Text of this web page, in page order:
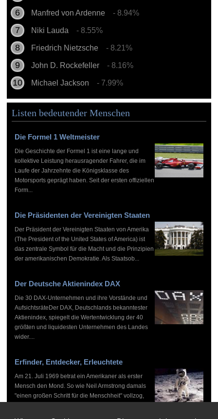
Manfred von Ardenne - 8.94%
Niki Lauda - 8.55%
Friedrich Nietzsche - 8.21%
John D. Rockefeller - 8.16%
Michael Jackson - 7.99%
Listen bedeutender Menschen
Die Formel 1 Weltmeister
Die Geschichte der Formel 1 ist eine lange und
kollektive Leistung herausragender Fahrer, die im
Laufe der Jahrzehnte die Königsklasse des
Motorsports geprägt haben. Seit der ersten offiziellen
Form...
Die Präsidenten der Vereinigten Staaten
Der Präsident der Vereinigten Staaten von Amerika
(The President of the United States of America) ist
das zentrale Symbol für die Macht und die Prinzipien
der amerikanischen Demokratie. Als Staatsob...
Der Deutsche Aktienindex DAX
Die 30 DAX-Unternehmen und ihre Vorstände und
AufsichtsräteDer DAX, Deutschlands bekanntester
Aktienindex, spiegelt die Wertentwicklung der 40
größten und liquidesten Unternehmen des Landes
wider....
Erfinder, Entdecker, Erleuchtete
Am 21. Juli 1969 betrat ein Amerikaner als erster
Mensch den Mond. So wie Neil Armstrong damals
"einen großen Schritt für die Menschheit" vollzog,